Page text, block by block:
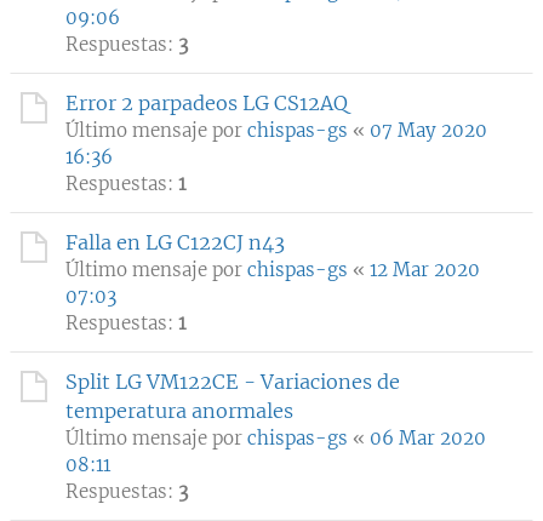
09:06
Respuestas: 3
Error 2 parpadeos LG CS12AQ
Último mensaje por chispas-gs « 07 May 2020
16:36
Respuestas: 1
Falla en LG C122CJ n43
Último mensaje por chispas-gs « 12 Mar 2020
07:03
Respuestas: 1
Split LG VM122CE - Variaciones de
temperatura anormales
Último mensaje por chispas-gs « 06 Mar 2020
08:11
Respuestas: 3